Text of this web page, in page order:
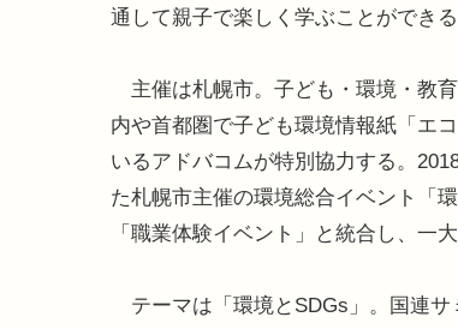
通して親子で楽しく学ぶことができる
主催は札幌市。子ども・環境・教
内や首都圏で子ども環境情報紙「エ
いるアドバコムが特別協力する。
た札幌市主催の環境総合イベント「
「職業体験イベント」と統合し、一
テーマは「環境とSDGs」。国連サ